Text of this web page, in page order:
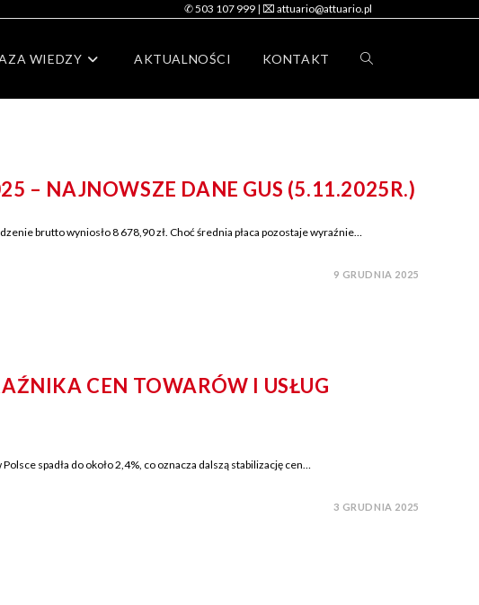
✆ 503 107 999| ⌧ attuario@attuario.pl
WIEDZY AKTUALNOŚCI KONTAKT
– NAJNOWSZE DANE GUS (5.11.2025R.)
brutto wyniosło 8 678,90 zł. Choć średnia płaca pozostaje wyraźnie…
9 GRUDNIA 2025
CEN TOWARÓW I USŁUG
spadła do około 2,4%, co oznacza dalszą stabilizację cen…
3 GRUDNIA 2025